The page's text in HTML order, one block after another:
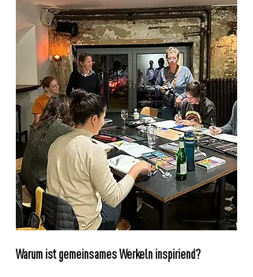
Warum ist gemeinsames Werkeln inspiriend?